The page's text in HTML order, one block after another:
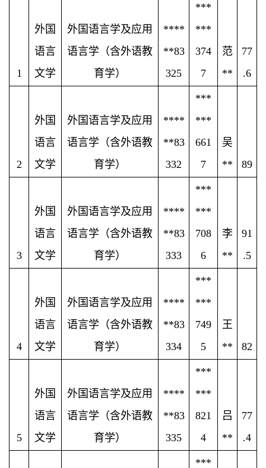
1
外国
语言
文学
外国语言学及应用
语言学（含外语教
育学）
****
**83
325
***
***
374
7
范
**
77
.6
2
外国
语言
文学
外国语言学及应用
语言学（含外语教
育学）
****
**83
332
***
***
661
7
吴
**
89
3
外国
语言
文学
外国语言学及应用
语言学（含外语教
育学）
****
**83
333
***
***
708
6
李
**
91
.5
4
外国
语言
文学
外国语言学及应用
语言学（含外语教
育学）
****
**83
334
***
***
749
5
王
**
82
5
外国
语言
文学
外国语言学及应用
语言学（含外语教
育学）
****
**83
335
***
***
821
4
吕
**
77
.4
***